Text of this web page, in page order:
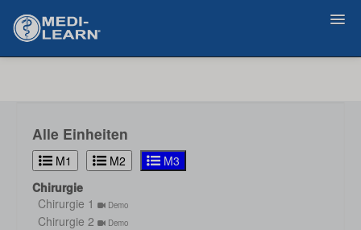
Alle Einheiten
M1 M2
M3
Chirurgie
Chirurgie 1
Demo
Chirurgie 2 Demo